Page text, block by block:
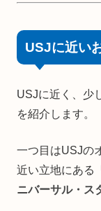
USJに近い
USJに近く、少
を紹介します。
一つ目はUSJの
近い立地にある「
ニバーサル・ス